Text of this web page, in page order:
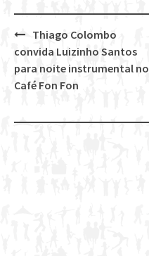
Post
navigation
Thiago Colombo
convida Luizinho Santos
para noite instrumental no
Café Fon Fon